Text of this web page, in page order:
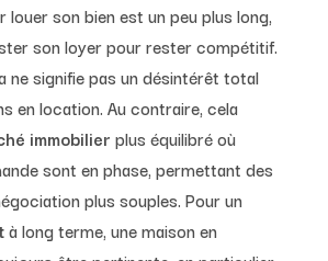
louer son bien est un peu plus long,
son loyer pour rester compétitif.
ne signifie pas un désintérêt total
en location. Au contraire, cela
immobilier plus équilibré où
sont en phase, permettant des
plus souples. Pour un
à long terme, une maison en